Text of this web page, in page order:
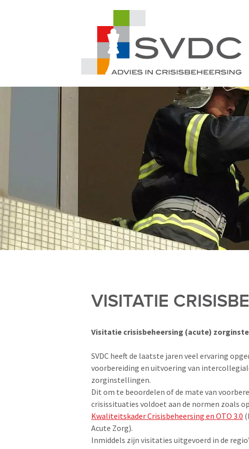
VISITATIE
Visitatie crisisbeheersing (acute)
SVDC heeft de laatste jaren veel ervaring
voorbereiding en uitvoering van
zorginstellingen.
Dit om te beoordelen of de mate van
crisissituaties voldoet aan de normen zoals
Kwaliteitskader Crisisbeheersing en OTO 3.0
Acute Zorg).
Inmiddels zijn visitaties uitgevoerd in de